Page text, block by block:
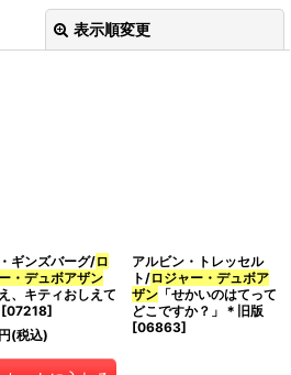
表示順変更
絞り込む
ギンズバーグ/ロ
・デュボアザン
え、キティおしえて
[07218]
(税込)
アルビン・トレッセル
ト/ロジャー・デュボア
ザン「せかいのはてって
どこですか？」＊旧版
[06863]